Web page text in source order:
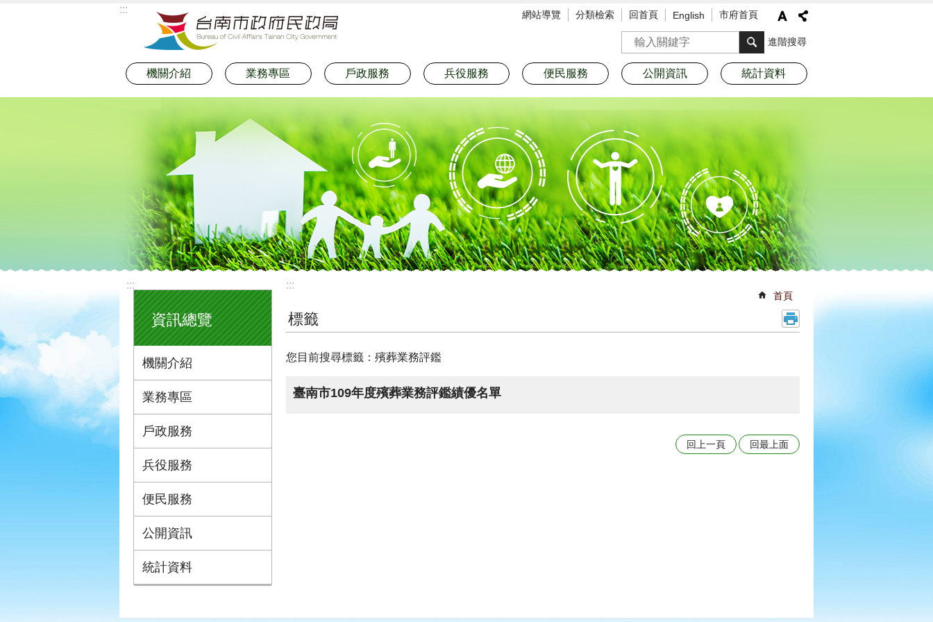
::: 網站導覽 分類檢索 回首頁 English 市府首頁
搜尋 進階搜尋
機關介紹 業務專區 戶政服務 兵役服務 便民服務 公開資訊 統計資料
:::
資訊總覽
機關介紹
業務專區
戶政服務
兵役服務
便民服務
公開資訊
統計資料
:::
首頁
標籤
您目前搜尋標籤：殯葬業務評鑑
臺南市109年度殯葬業務評鑑績優名單
回上一頁 回最上面